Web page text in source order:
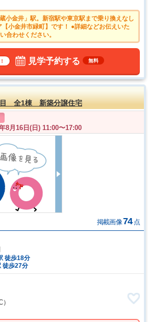
小金井」駅。新宿駅や東京駅まで乗り換えなし
小金井市緑町】です！ ●詳細などお伝えいた
合わせください。
見学予約する 無料
目 全1棟 新築分譲住宅
8月16日(日) 11:00〜17:00
掲載画像74 点
徒歩18分
徒歩27分